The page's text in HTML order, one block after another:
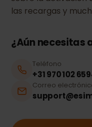
las recargas y
¿Aún necesitas
Teléfono
+31 970 102
Correo